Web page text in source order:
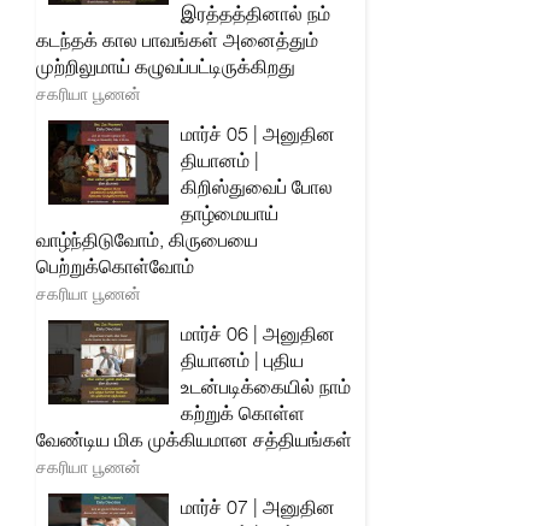
இரத்தத்தினால் நம்
கடந்தக் கால பாவங்கள் அனைத்தும்
முற்றிலுமாய் கழுவப்பட்டிருக்கிறது
சகரியா பூணன்
மார்ச் 05 | அனுதின
தியானம் |
கிறிஸ்துவைப் போல
தாழ்மையாய்
வாழ்ந்திடுவோம், கிருபையை
பெற்றுக்கொள்வோம்
சகரியா பூணன்
மார்ச் 06 | அனுதின
தியானம் | புதிய
உடன்படிக்கையில் நாம்
கற்றுக் கொள்ள
வேண்டிய மிக முக்கியமான சத்தியங்கள்
சகரியா பூணன்
மார்ச் 07 | அனுதின